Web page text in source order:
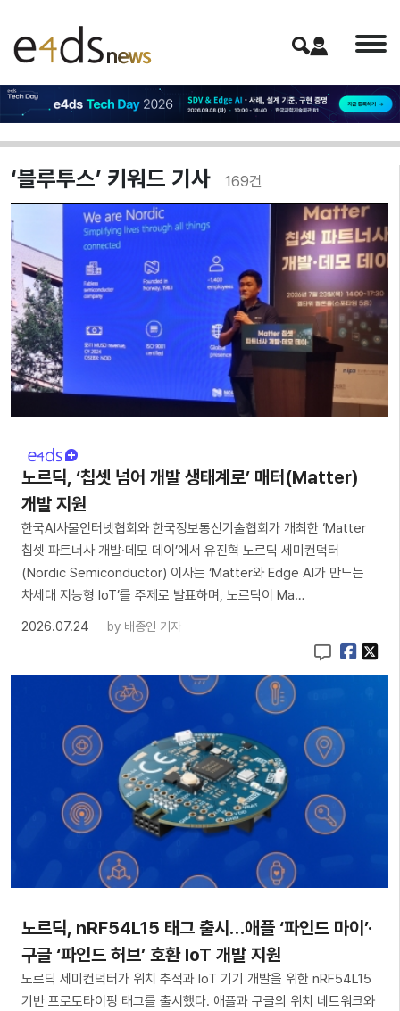
‘블루투스’ 키워드 기사 169건
노르딕, ‘칩셋 넘어 개발 생태계로’ 매터(Matter)
개발 지원
한국AI사물인터넷협회와 한국정보통신기술협회가 개최한 ‘Matter
칩셋 파트너사 개발·데모 데이’에서 유진혁 노르딕 세미컨덕터
(Nordic Semiconductor) 이사는 ‘Matter와 Edge AI가 만드는
차세대 지능형 IoT’를 주제로 발표하며, 노르딕이 Ma…
2026.07.24
by 배종인 기자
노르딕, nRF54L15 태그 출시…애플 ‘파인드 마이’·
구글 ‘파인드 허브’ 호환 IoT 개발 지원
노르딕 세미컨덕터가 위치 추적과 IoT 기기 개발을 위한 nRF54L15
기반 프로토타이핑 태그를 출시했다. 애플과 구글의 위치 네트워크와